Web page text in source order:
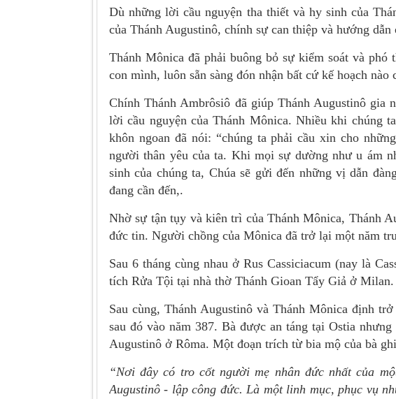
Dù những lời cầu nguyện tha thiết và hy sinh của
của Thánh Augustinô, chính sự can thiệp và hướng
Thánh Mônica đã phải buông bỏ sự kiểm soát và phó
con mình, luôn sẵn sàng đón nhận bất cứ kế hoạch nào
Chính Thánh Ambrôsiô đã giúp Thánh Augustinô
lời cầu nguyện của Thánh Mônica. Nhiều khi chúng
khôn ngoan đã nói: “chúng ta phải cầu xin cho
người thân yêu của ta. Khi mọi sự dường như u ám
sinh của chúng ta, Chúa sẽ gửi đến những vị dẫn
đang cần đến,.
Nhờ sự tận tụy và kiên trì của Thánh Mônica, Thánh
đức tin. Người chồng của Mônica đã trở lại một năm
Sau 6 tháng cùng nhau ở Rus Cassiciacum (nay là
tích Rửa Tội tại nhà thờ Thánh Gioan Tẩy Giả ở Milan.
Sau cùng, Thánh Augustinô và Thánh Mônica định
sau đó vào năm 387. Bà được an táng tại Ostia
Augustinô ở Rôma. Một đoạn trích từ bia mộ của bà
“Nơi đây có tro cốt người mẹ nhân đức nhất của
Augustinô - lập công đức. Là một linh mục, phục vụ